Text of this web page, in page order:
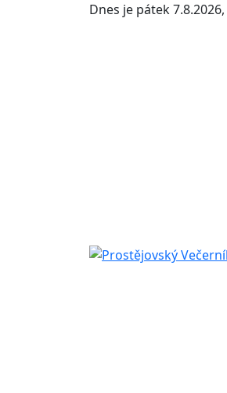
Dnes je pátek 7.8.2026,